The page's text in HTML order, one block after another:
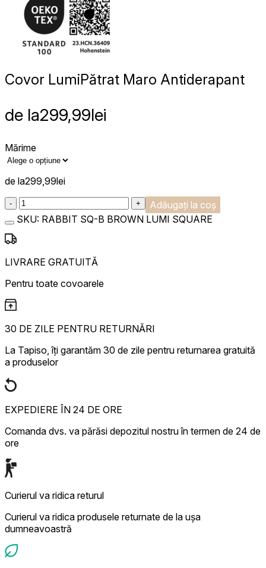
Covor LumiPătrat Maro Antiderapant
de la299,99lei
Mărime
de la299,99lei
:product_name quantity
- +
Adăugați la coș
SKU: RABBIT SQ-B BROWN LUMI SQUARE
LIVRARE GRATUITĂ
Pentru toate covoarele
30 DE ZILE PENTRU RETURNĂRI
La Tapiso, îți garantăm 30 de zile pentru returnarea gratuită
a produselor
EXPEDIERE ÎN 24 DE ORE
Comanda dvs. va părăsi depozitul nostru în termen de 24 de
ore
Curierul va ridica returul
Curierul va ridica produsele returnate de la ușa
dumneavoastră